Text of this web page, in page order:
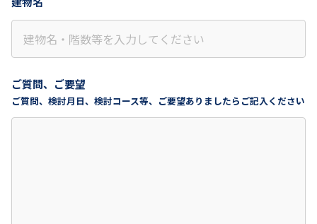
ご質問、ご要望
ご質問、検討月日、検討コース等、ご要望ありましたらご記入ください